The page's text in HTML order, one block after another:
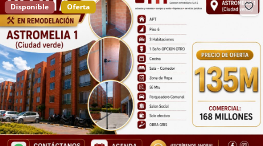
Disponible Oferta